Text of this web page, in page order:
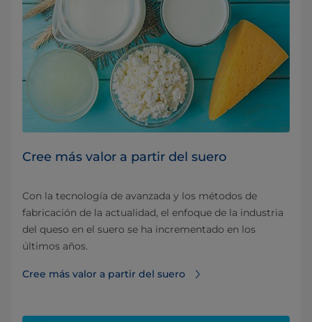
Cree más valor a partir del suero
Con la tecnología de avanzada y los métodos de
fabricación de la actualidad, el enfoque de la industria
del queso en el suero se ha incrementado en los
últimos años.
Cree más valor a partir del suero